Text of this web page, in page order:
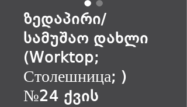
ზედაპირი/
სამუშაო დახლი
(Worktop;
Столешница; )
№24 ქვის